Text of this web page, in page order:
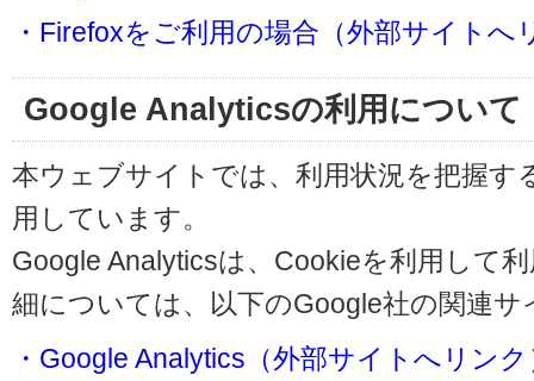
・Firefoxをご利用の場合（外部サイトへ
Google Analyticsの利用について
本ウェブサイトでは、利用状況を把握す
用しています。
Google Analyticsは、Cookieを利用して
細については、以下のGoogle社の関連
・Google Analytics（外部サイトへリンク